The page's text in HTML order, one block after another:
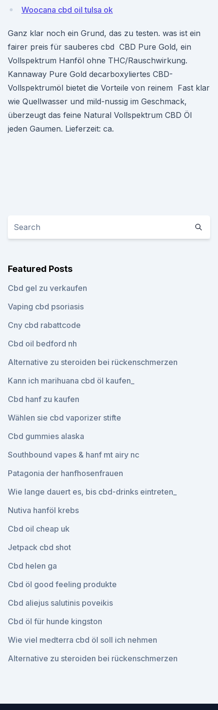
Woocana cbd oil tulsa ok
Ganz klar noch ein Grund, das zu testen. was ist ein
fairer preis für sauberes cbd CBD Pure Gold, ein
Vollspektrum Hanföl ohne THC/Rauschwirkung.
Kannaway Pure Gold decarboxyliertes CBD-
Vollspektrumöl bietet die Vorteile von reinem Fast klar
wie Quellwasser und mild-nussig im Geschmack,
überzeugt das feine Natural Vollspektrum CBD Öl
jeden Gaumen. Lieferzeit: ca.
Featured Posts
Cbd gel zu verkaufen
Vaping cbd psoriasis
Cny cbd rabattcode
Cbd oil bedford nh
Alternative zu steroiden bei rückenschmerzen
Kann ich marihuana cbd öl kaufen_
Cbd hanf zu kaufen
Wählen sie cbd vaporizer stifte
Cbd gummies alaska
Southbound vapes & hanf mt airy nc
Patagonia der hanfhosenfrauen
Wie lange dauert es, bis cbd-drinks eintreten_
Nutiva hanföl krebs
Cbd oil cheap uk
Jetpack cbd shot
Cbd helen ga
Cbd öl good feeling produkte
Cbd aliejus salutinis poveikis
Cbd öl für hunde kingston
Wie viel medterra cbd öl soll ich nehmen
Alternative zu steroiden bei rückenschmerzen